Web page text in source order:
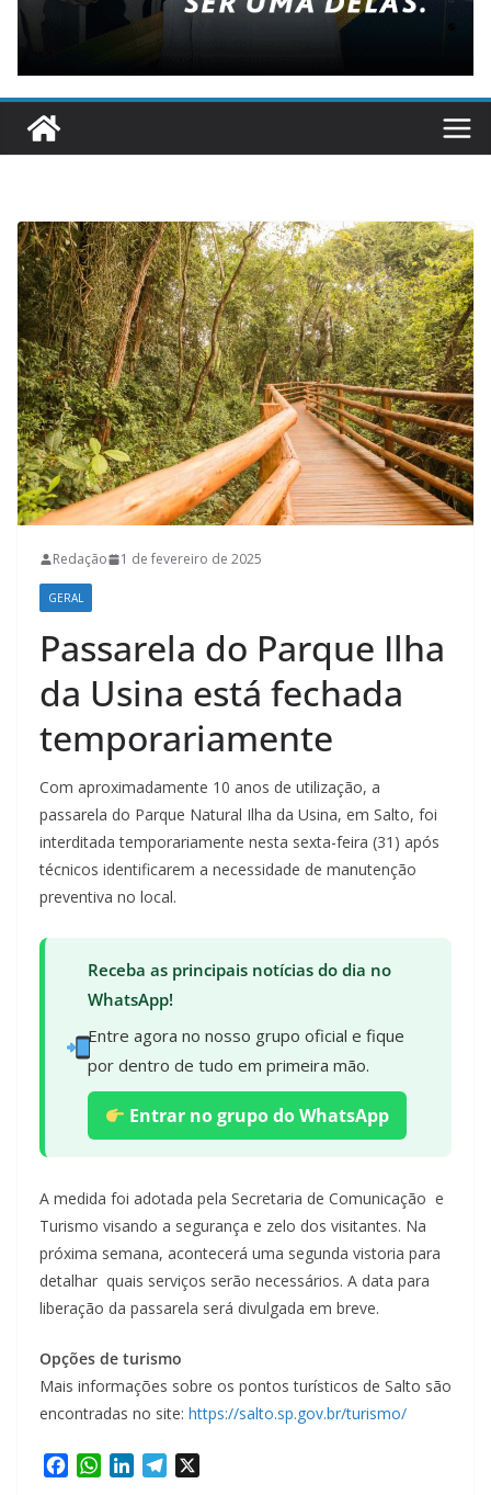
Redação 1 de fevereiro de 2025
GERAL
Passarela do Parque Ilha
da Usina está fechada
temporariamente
Com aproximadamente 10 anos de utilização, a
passarela do Parque Natural Ilha da Usina, em Salto, foi
interditada temporariamente nesta sexta-feira (31) após
técnicos identificarem a necessidade de manutenção
preventiva no local.
Receba as principais notícias do dia no
WhatsApp!
Entre agora no nosso grupo oficial e fique
por dentro de tudo em primeira mão.
Entrar no grupo do WhatsApp
A medida foi adotada pela Secretaria de Comunicação e
Turismo visando a segurança e zelo dos visitantes. Na
próxima semana, acontecerá uma segunda vistoria para
detalhar quais serviços serão necessários. A data para
liberação da passarela será divulgada em breve.
Opções de turismo
Mais informações sobre os pontos turísticos de Salto são
encontradas no site: https://salto.sp.gov.br/turismo/
W